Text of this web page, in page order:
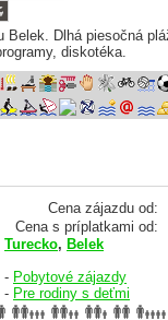
Belek. Dlhá piesočná
diskotéka.
Cena zájazdu od:
Cena s príplatkami od:
Turecko, Belek
- Pobytové zájazdy
- Pre rodiny s deťmi